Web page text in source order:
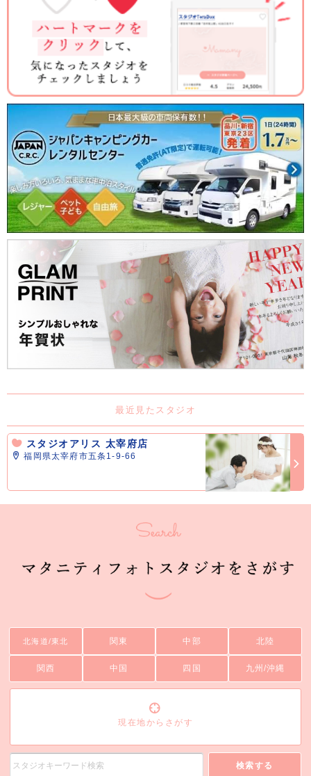
最近見たスタジオ
スタジオアリス 太宰府店
福岡県太宰府市五条1-9-66
北海道/東北 関東 中部 北陸
関西 中国 四国 九州/沖縄
現在地からさがす
検索する